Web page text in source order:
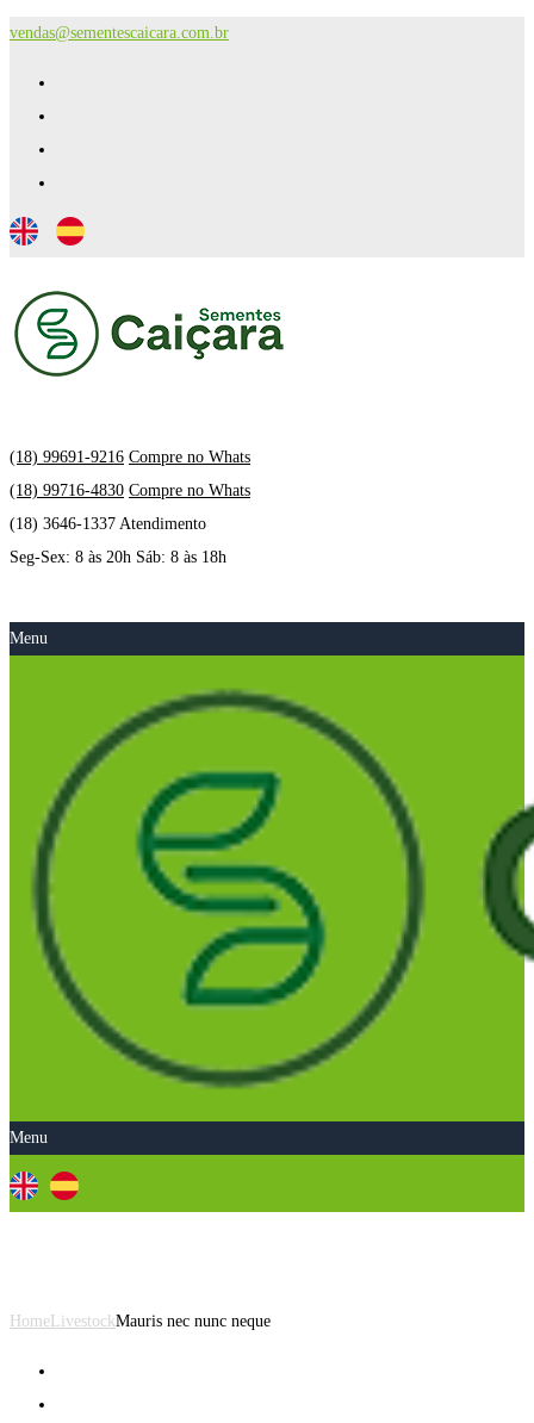
vendas@sementescaicara.com.br
(18) 99691-9216 Compre no Whats
(18) 99716-4830 Compre no Whats
(18) 3646-1337 Atendimento
Seg-Sex: 8 às 20h Sáb: 8 às 18h
Menu
Menu
HomeLivestockMauris nec nunc neque